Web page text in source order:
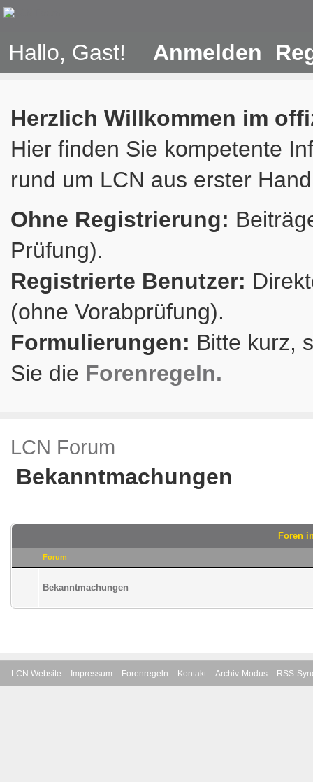
Hallo, Gast! Anmelden
Herzlich Willkommen im
Hier finden Sie kompetente
rund um LCN aus erster
Ohne Registrierung:
Prüfung).
Registrierte Benutzer:
(ohne Vorabprüfung).
Formulierungen: Bitte kurz,
Sie die Forenregeln.
LCN Forum
Bekanntmachungen
Foren
Forum
Bekanntmachungen
LCN Website Impressum Forenregeln Kontakt Archiv-Modus RSS-